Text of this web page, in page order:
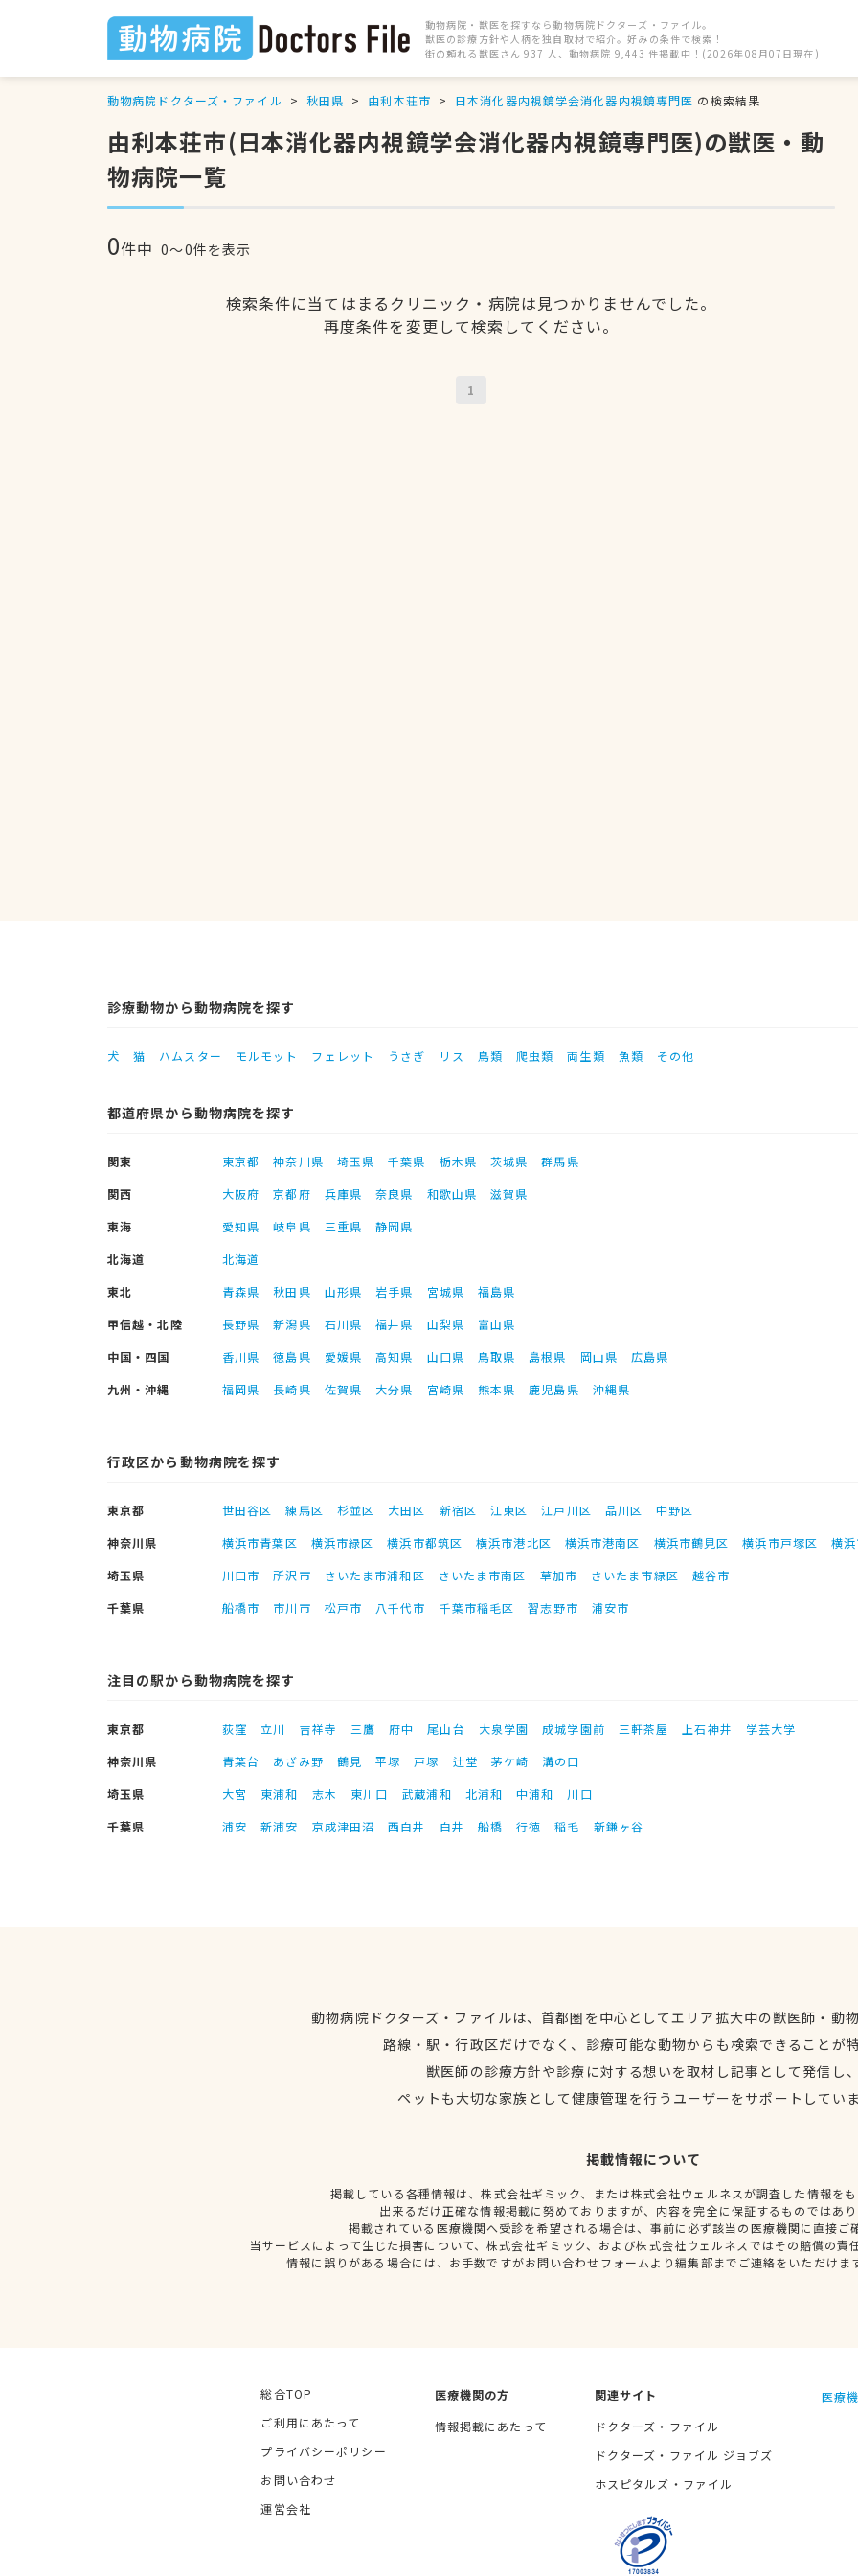
動物病院・獣医を探すなら動物病院ドクターズ・ファイル。
獣医の診療方針や人柄を独自取材で紹介。好みの条件で検索！
街の頼れる獣医さん 937 人、動物病院 9,443 件掲載中！(2026年08月07日現在)
動物病院ドクターズ・ファイル 秋田県 由利本荘市 日本消化器内視鏡学会消化器内視鏡専門医 の検索結果
由利本荘市(日本消化器内視鏡学会消化器内視鏡専門医)の獣医・動
物病院一覧
0件中 0〜0件を表示
検索条件に当てはまるクリニック・病院は見つかりませんでした。
再度条件を変更して検索してください。
1
診療動物から動物病院を探す
犬 猫 ハムスター モルモット フェレット うさぎ リス 鳥類 爬虫類 両生類 魚類 その他
都道府県から動物病院を探す
関東 東京都 神奈川県 埼玉県 千葉県 栃木県 茨城県
群馬県
関西
大阪府 京都府 兵庫県 奈良県 和歌山県
滋賀県
東海
愛知県 岐阜県 三重県
静岡県
北海道
北海道
東北
青森県 秋田県 山形県 岩手県 宮城県
福島県
甲信越・北陸
長野県 新潟県 石川県 福井県 山梨県
富山県
中国・四国
香川県 徳島県 愛媛県 高知県 山口県 鳥取県 島根県 岡山県
広島県
九州・沖縄
福岡県 長崎県 佐賀県 大分県 宮崎県 熊本県 鹿児島県 沖縄県
行政区から動物病院を探す
東京都 世田谷区 練馬区 杉並区 大田区 新宿区 江東区 江戸川区 品川区
中野区
神奈川県
横浜市青葉区 横浜市緑区 横浜市都筑区 横浜市港北区 横浜市港南区 横浜市鶴見区 横浜市戸塚区
横
埼玉県
川口市 所沢市 さいたま市浦和区 さいたま市南区 草加市 さいたま市緑区
越谷市
千葉県
船橋市 市川市 松戸市 八千代市 千葉市稲毛区 習志野市 浦安市
注目の駅から動物病院を探す
東京都 荻窪 立川 吉祥寺 三鷹 府中 尾山台 大泉学園 成城学園前 三軒茶屋 上石神井
学芸大学
神奈川県
青葉台 あざみ野 鶴見 平塚 戸塚 辻堂 茅ケ崎
溝の口
埼玉県
大宮 東浦和 志木 東川口 武蔵浦和 北浦和 中浦和
川口
千葉県
浦安 新浦安 京成津田沼 西白井 白井 船橋 行徳 稲毛 新鎌ヶ谷
動物病院ドクターズ・ファイルは、首都圏を中心としてエリア拡大中の獣医師・動
路線・駅・行政区だけでなく、診療可能な動物からも検索できることが
獣医師の診療方針や診療に対する想いを取材し記事として発信し
ペットも大切な家族として健康管理を行うユーザーをサポートしてい
掲載情報について
掲載している各種情報は、株式会社ギミック、または株式会社ウェルネスが調査した情報を
出来るだけ正確な情報掲載に努めておりますが、内容を完全に保証するものではあ
掲載されている医療機関へ受診を希望される場合は、事前に必ず該当の医療機関に直接ご
当サービスによって生じた損害について、株式会社ギミック、および株式会社ウェルネスではその賠償の責
情報に誤りがある場合には、お手数ですがお問い合わせフォームより編集部までご連絡をいただけま
総合TOP
ご利用にあたって
プライバシーポリシー
お問い合わせ
運営会社
医療機関の方
情報掲載にあたって
関連サイト
ドクターズ・ファイル
ドクターズ・ファイル ジョブズ
ホスピタルズ・ファイル
医療